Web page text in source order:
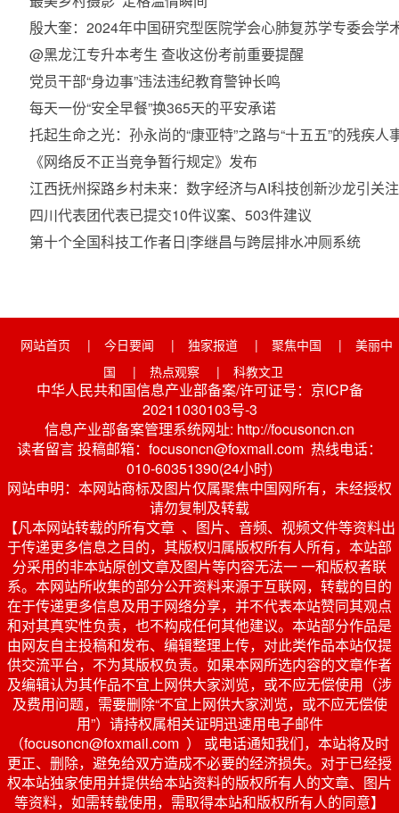
殷大奎：2024年中国研究型医院学会心肺复苏学专委会学
@黑龙江专升本考生 查收这份考前重要提醒
党员干部“身边事”违法违纪教育警钟长鸣
每天一份“安全早餐”换365天的平安承诺
托起生命之光：孙永尚的“康亚特”之路与“十五五”的残
《网络反不正当竞争暂行规定》发布
江西抚州探路乡村未来：数字经济与AI科技创新沙龙引关注
四川代表团代表已提交10件议案、503件建议
第十个全国科技工作者日|李继昌与跨层排水冲厕系统
网站首页 | 今日要闻 | 独家报道 | 聚焦中国 |
美丽中
国
| 热点观察 | 科教文卫
中华人民共和国信息产业部备案/许可证号：京ICP备
20211030103号-3
信息产业部备案管理系统网址: http://focusoncn.cn
读者留言 投稿邮箱：focusoncn@foxmail.com 热线电话：
010-60351390(24小时)
网站申明：本网站商标及图片仅属聚焦中国网所有，未经授权
请勿复制及转载
【凡本网站转载的所有文章 、图片、音频、视频文件等资料出
于传递更多信息之目的，其版权归属版权所有人所有，本站部
分采用的非本站原创文章及图片等内容无法一 一和版权者联
系。本网站所收集的部分公开资料来源于互联网，转载的目的
在于传递更多信息及用于网络分享，并不代表本站赞同其观点
和对其真实性负责，也不构成任何其他建议。本站部分作品是
由网友自主投稿和发布、编辑整理上传，对此类作品本站仅提
供交流平台，不为其版权负责。如果本网所选内容的文章作者
及编辑认为其作品不宜上网供大家浏览，或不应无偿使用（涉
及费用问题，需要删除“不宜上网供大家浏览，或不应无偿使
用”）请持权属相关证明迅速用电子邮件
（focusoncn@foxmail.com ） 或电话通知我们，本站将及时
更正、删除，避免给双方造成不必要的经济损失。对于已经授
权本站独家使用并提供给本站资料的版权所有人的文章、图片
等资料，如需转载使用，需取得本站和版权所有人的同意】